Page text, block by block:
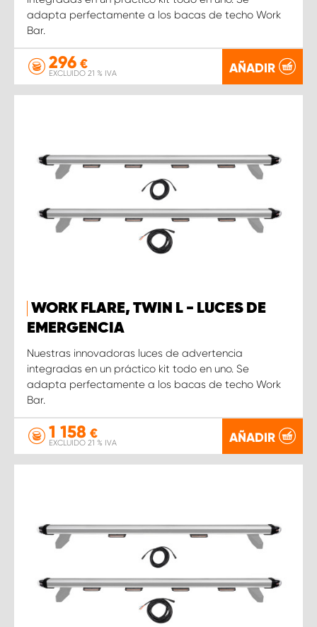
adapta perfectamente a los bacas de techo Work
Bar.
296 €
EXCLUIDO 21 % IVA AÑADIR
WORK FLARE, TWIN L - LUCES DE
EMERGENCIA
Nuestras innovadoras luces de advertencia
integradas en un práctico kit todo en uno. Se
adapta perfectamente a los bacas de techo Work
Bar.
1 158 €
EXCLUIDO 21 % IVA AÑADIR